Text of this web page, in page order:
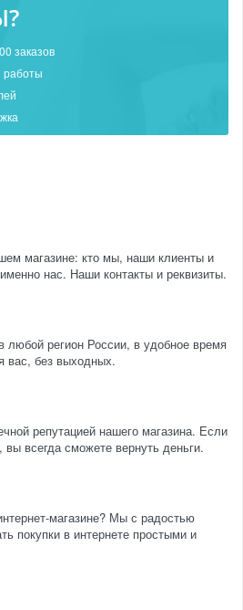
заказов
работы
магазине: кто мы, наши клиенты и
нас. Наши контакты и реквизиты.
любой регион России, в удобное время
вас, без выходных.
репутацией нашего магазина. Если
вы всегда сможете вернуть деньги.
магазине? Мы с радостью
покупки в интернете простыми и